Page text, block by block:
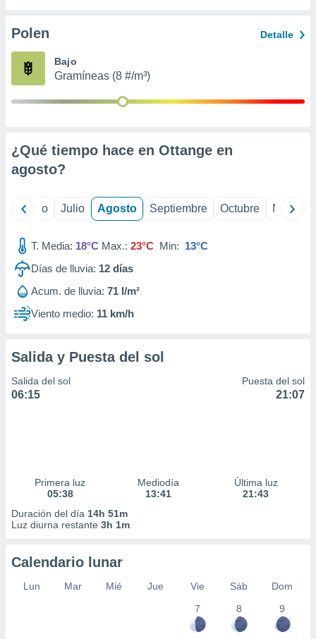
e
mediante
de
1199
Polen Detalle
Bajo
Gramíneas (8 #/m³)
¿Qué tiempo hace en Ottange en
agosto?
Junio Julio Agosto Septiembre Octubre
T. Media: 18°C Max.: 23°C Min: 13°C
Días de lluvia: 12 días
Acum. de lluvia: 71 l/m²
Viento medio: 11 km/h
Salida y Puesta del sol
Salida del sol
06:15
Puesta del sol
21:07
Primera luz
05:38
Mediodía
13:41
Última luz
21:43
Duración del día 14h 51m
Luz diurna restante 3h 1m
Calendario lunar
Lun Mar Mié Jue Vie Sáb
Dom
7
8 9